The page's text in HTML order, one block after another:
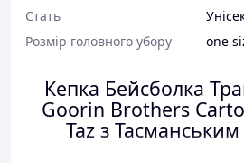
Стать
Розмір головного убору
one
Кепка Бейсболка
Goorin Brothers
Taz з